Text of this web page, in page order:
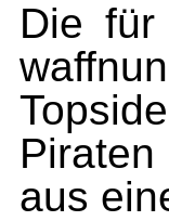
Die
aus